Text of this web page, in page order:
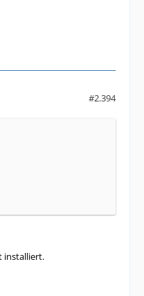
#2.394
installiert.